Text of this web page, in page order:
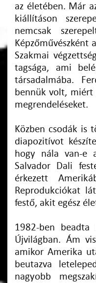
az életében. Már
kiállításon
nemcsak
Képzőművészként
Szakmai
tagsága, ami
társadalmába.
bennük volt, miért
megrendeléseket.
Közben csodák is
diapozitívot
hogy nála van-e
Salvador Dali
érkezett
Reprodukciókat
festő, akit egész
1982-ben
Újvilágban. Ám
amikor Amerika
beutazva
nagyobb